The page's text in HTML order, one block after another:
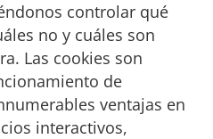
controlar qué
no y cuáles son
Las cookies son
de
ventajas en
interactivos,